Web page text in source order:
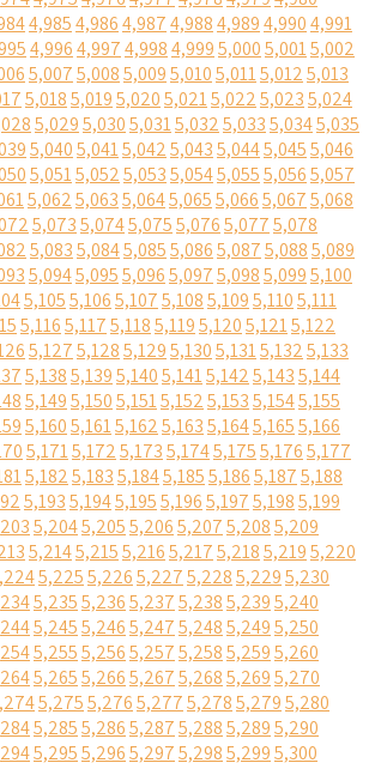
4,9854,9864,9874,9884,9894,9904,991
4,9964,9974,9984,9995,0005,0015,002
5,0075,0085,0095,0105,0115,0125,013
5,0185,0195,0205,0215,0225,0235,024
5,0295,0305,0315,0325,0335,0345,035
5,0405,0415,0425,0435,0445,0455,046
5,0515,0525,0535,0545,0555,0565,057
5,0625,0635,0645,0655,0665,0675,068
5,0735,0745,0755,0765,0775,078
5,0835,0845,0855,0865,0875,0885,089
5,0945,0955,0965,0975,0985,0995,100
5,1055,1065,1075,1085,1095,1105,111
5,1165,1175,1185,1195,1205,1215,122
5,1275,1285,1295,1305,1315,1325,133
5,1385,1395,1405,1415,1425,1435,144
5,1495,1505,1515,1525,1535,1545,155
5,1605,1615,1625,1635,1645,1655,166
5,1715,1725,1735,1745,1755,1765,177
5,1825,1835,1845,1855,1865,1875,188
5,1935,1945,1955,1965,1975,1985,199
5,2045,2055,2065,2075,2085,209
5,2145,2155,2165,2175,2185,2195,220
5,2255,2265,2275,2285,2295,230
5,2355,2365,2375,2385,2395,240
5,2455,2465,2475,2485,2495,250
5,2555,2565,2575,2585,2595,260
5,2655,2665,2675,2685,2695,270
5,2755,2765,2775,2785,2795,280
5,2855,2865,2875,2885,2895,290
5,2955,2965,2975,2985,2995,300